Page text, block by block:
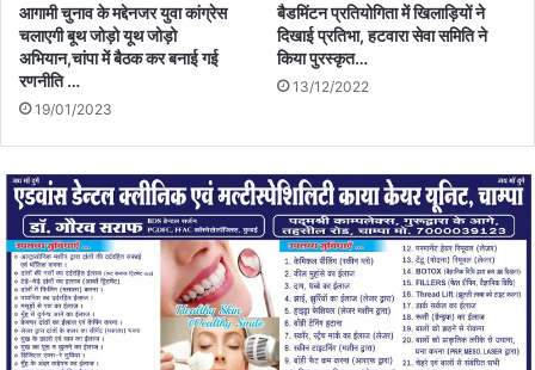
आगामी चुनाव के मद्देनजर युवा कांग्रेस
चलाएगी बूथ जोड़ो यूथ जोड़ो
अभियान,चांपा में बैठक कर बनाई गई
रणनीति …
19/01/2023
बैडमिंटन प्रतियोगिता में खिलाड़ियों ने
दिखाई प्रतिभा, हटवारा सेवा समिति ने
किया पुरस्कृत…
13/12/2022